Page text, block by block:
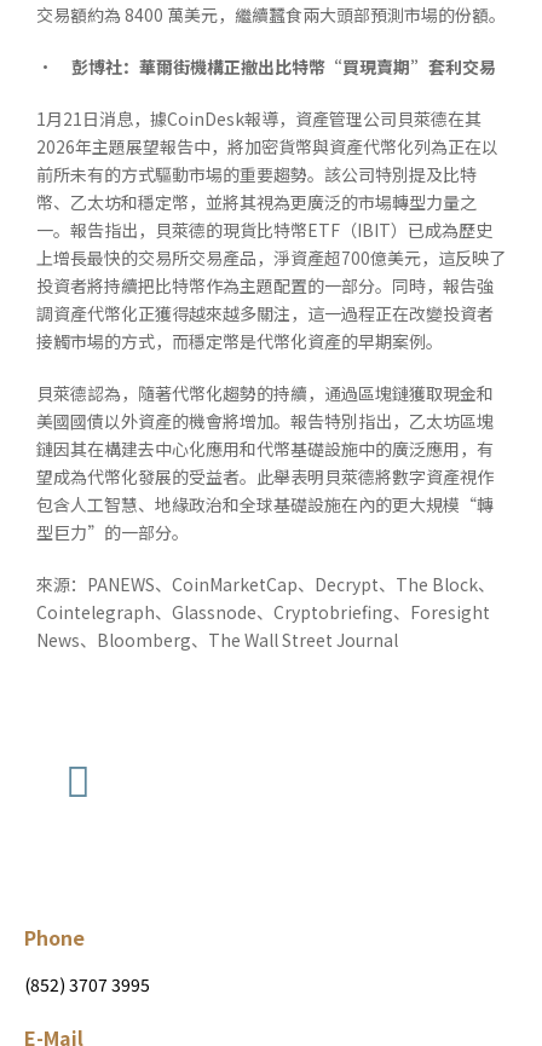
交易額約為 8400 萬美元，繼續蠶食兩大頭部預測市場的份額。
• 彭博社：華爾街機構正撤出比特幣 “買現賣期” 套利交易
1月21日消息，據CoinDesk報導，資產管理公司貝萊德在其
2026年主題展望報告中，將加密貨幣與資產代幣化列為正在以
前所未有的方式驅動市場的重要趨勢。該公司特別提及比特
幣、乙太坊和穩定幣，並將其視為更廣泛的市場轉型力量之
一。報告指出，貝萊德的現貨比特幣ETF（IBIT）已成為歷史
上增長最快的交易所交易產品，淨資產超700億美元，這反映了
投資者將持續把比特幣作為主題配置的一部分。同時，報告強
調資產代幣化正獲得越來越多關注，這一過程正在改變投資者
接觸市場的方式，而穩定幣是代幣化資產的早期案例。
貝萊德認為，隨著代幣化趨勢的持續，通過區塊鏈獲取現金和
美國國債以外資產的機會將增加。報告特別指出，乙太坊區塊
鏈因其在構建去中心化應用和代幣基礎設施中的廣泛應用，有
望成為代幣化發展的受益者。此舉表明貝萊德將數字資產視作
包含人工智慧、地緣政治和全球基礎設施在內的更大規模“轉
型巨力”的一部分。
來源：PANEWS、CoinMarketCap、Decrypt、The Block、
Cointelegraph、Glassnode、Cryptobriefing、Foresight
News、Bloomberg、The Wall Street Journal
Phone
(852) 3707 3995
E-Mail